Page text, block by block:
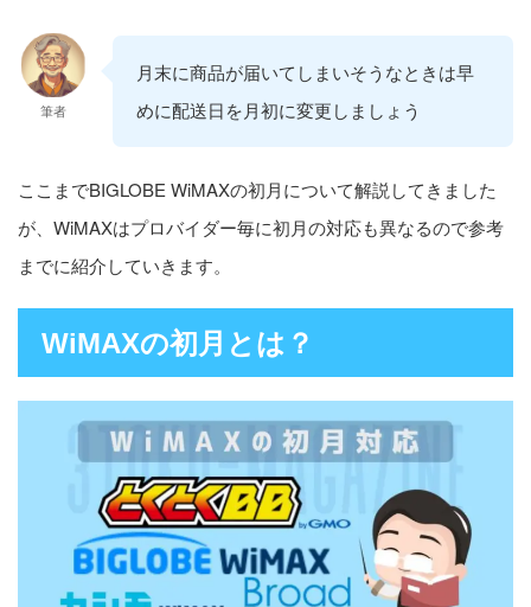
筆者
月末に商品が届いてしまいそうなときは早
めに配送日を月初に変更しましょう
ここまでBIGLOBE WiMAXの初月について解説してきました
が、WiMAXはプロバイダー毎に初月の対応も異なるので参考
までに紹介していきます。
WiMAXの初月とは？